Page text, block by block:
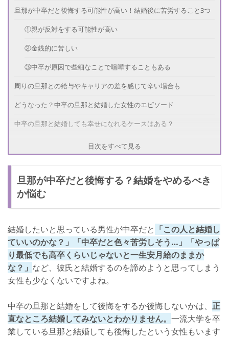
旦那が中卒だと後悔する可能性が高い！結婚後に苦労すること3つ
①親が反対をする可能性が高い
②金銭的に苦しい
③中卒が原因で些細なことで喧嘩することもある
周りの旦那との給与やキャリアの差を感じて辛い場合も
どうなった？中卒の旦那と結婚した女性のエピソード
中卒の旦那と結婚しても幸せになれるケースはある？
目次をすべて見る
旦那が中卒だと後悔する？結婚をやめるべき
か悩む
結婚したいと思っている男性が中卒だと 「この人と結婚し
ていいのかな？」「中卒だと色々苦労しそう…」「やっぱ
り最低でも高卒くらいじゃないと一生安月給のままか
な？」 など、彼氏と結婚するのを諦めようと思ってしまう
女性も少なくないですよね。
中卒の旦那と結婚をして後悔をするか後悔しないかは、 正
直なところ結婚してみないとわかりません。 一流大学を卒
業している旦那と結婚しても後悔したという女性もいます